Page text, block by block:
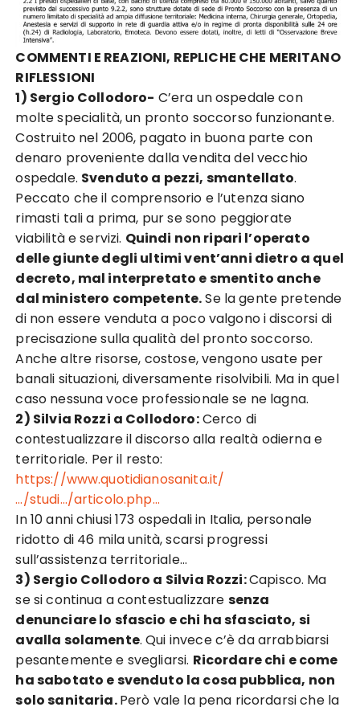
COMMENTI E REAZIONI, REPLICHE CHE MERITANO
RIFLESSIONI
1) Sergio Collodoro- C’era un ospedale con
molte specialità, un pronto soccorso funzionante.
Costruito nel 2006, pagato in buona parte con
denaro proveniente dalla vendita del vecchio
ospedale. Svenduto a pezzi, smantellato.
Peccato che il comprensorio e l’utenza siano
rimasti tali a prima, pur se sono peggiorate
viabilità e servizi. Quindi non ripari l’operato
delle giunte degli ultimi vent’anni dietro a quel
decreto, mal interpretato e smentito anche
dal ministero competente.Se la gente pretende
di non essere venduta a poco valgono i discorsi di
precisazione sulla qualità del pronto soccorso.
Anche altre risorse, costose, vengono usate per
banali situazioni, diversamente risolvibili. Ma in quel
caso nessuna voce professionale se ne lagna.
2) Silvia Rozzi a Collodoro:Cerco di
contestualizzare il discorso alla realtà odierna e
territoriale. Per il resto:
https://www.quotidianosanita.it/
…/studi…/articolo.php…
In 10 anni chiusi 173 ospedali in Italia, personale
ridotto di 46 mila unità, scarsi progressi
sull’assistenza territoriale…
3) Sergio Collodoro a Silvia Rozzi:Capisco. Ma
se si continua a contestualizzare senza
denunciare lo sfascio e chi ha sfasciato, si
avalla solamente. Qui invece c’è da arrabbiarsi
pesantemente e svegliarsi. Ricordare chi e come
ha sabotato e svenduto la cosa pubblica, non
solo sanitaria.Però vale la pena ricordarsi che la